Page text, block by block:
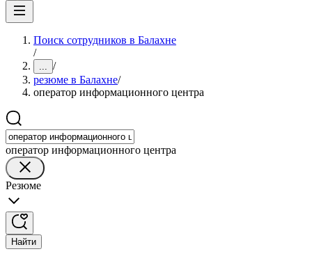
Поиск сотрудников в Балахне
/
... /
резюме в Балахне/
оператор информационного центра
оператор информационного центра
Резюме
Найти